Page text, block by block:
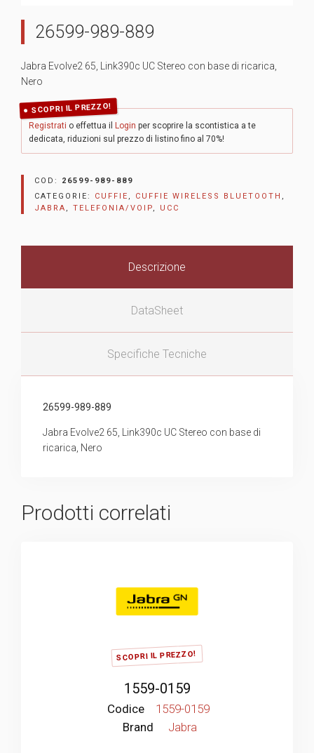
26599-989-889
Jabra Evolve2 65, Link390c UC Stereo con base di ricarica,
Nero
SCOPRI IL PREZZO!
Registrati o effettua il Login per scoprire la scontistica a te
dedicata, riduzioni sul prezzo di listino fino al 70%!
COD: 26599-989-889
CATEGORIE: CUFFIE , CUFFIE WIRELESS BLUETOOTH ,
JABRA , TELEFONIA/VOIP, UCC
Descrizione
DataSheet
Specifiche Tecniche
26599-989-889
Jabra Evolve2 65, Link390c UC Stereo con base di
ricarica, Nero
Prodotti correlati
SCOPRI IL PREZZO!
1559-0159
Codice
1559-0159
Brand
Jabra